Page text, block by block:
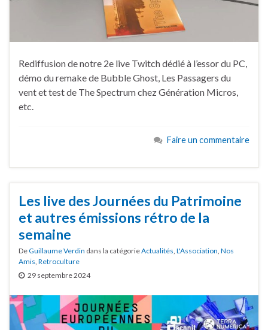
Rediffusion de notre 2e live Twitch dédié à l’essor du PC,
démo du remake de Bubble Ghost, Les Passagers du
vent et test de The Spectrum chez Génération Micros,
etc.
Faire un commentaire
Les live des Journées du Patrimoine
et autres émissions rétro de la
semaine
DeGuillaume Verdin dans la catégorieActualités L'Association Nos
Amis Retroculture
29 septembre 2024